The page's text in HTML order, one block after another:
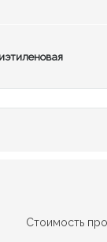
Стоимость